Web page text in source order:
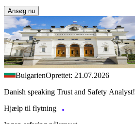
Ansøg nu
BulgarienOprettet: 21.07.2026
Danish speaking Trust and Safety Analyst!
Hjælp til flytning